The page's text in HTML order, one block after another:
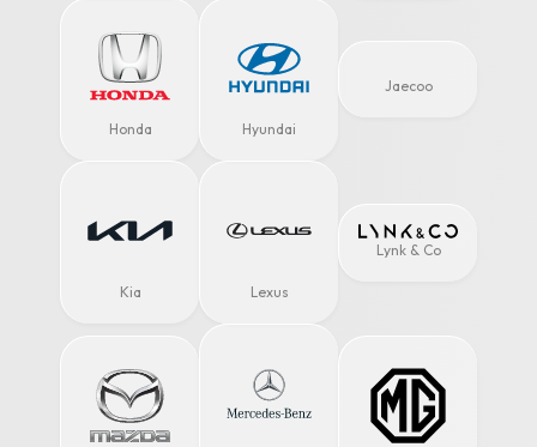
Honda Hyundai
Jaecoo
Kia Lexus
Lynk & Co